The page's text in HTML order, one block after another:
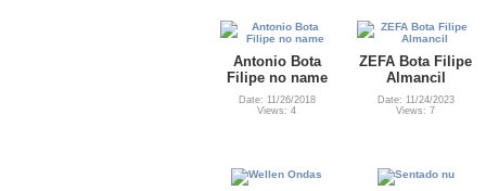
Antonio Bota
Filipe no name
Date: 11/26/2018
Views: 4
ZEFA Bota Filipe
Almancil
Date: 11/24/2023
Views: 7